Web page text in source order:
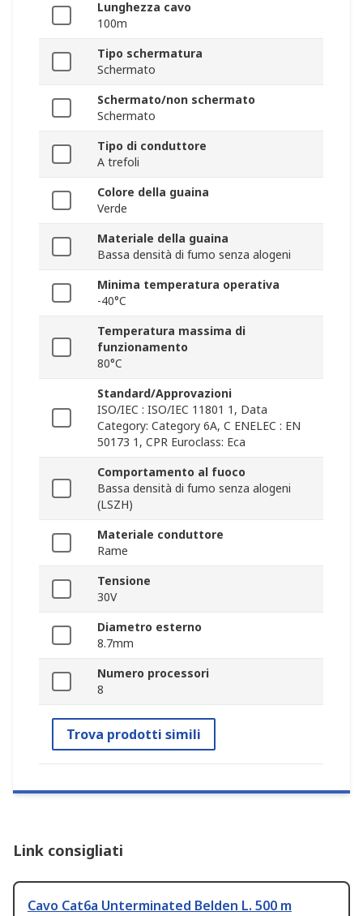
Lunghezza cavo
100m
Tipo schermatura
Schermato
Schermato/non schermato
Schermato
Tipo di conduttore
A trefoli
Colore della guaina
Verde
Materiale della guaina
Bassa densità di fumo senza alogeni
Minima temperatura operativa
-40°C
Temperatura massima di
funzionamento
80°C
Standard/Approvazioni
ISO/IEC : ISO/IEC 11801 1, Data
Category: Category 6A, C ENELEC : EN
50173 1, CPR Euroclass: Eca
Comportamento al fuoco
Bassa densità di fumo senza alogeni
(LSZH)
Materiale conduttore
Rame
Tensione
30V
Diametro esterno
8.7mm
Numero processori
8
Trova prodotti simili
Link consigliati
Cavo Cat6a Unterminated Belden L. 500 m